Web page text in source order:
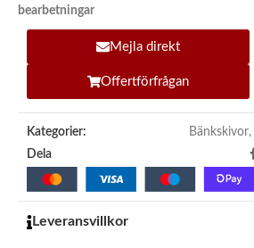
bearbetningar
Mejla direkt
Offertförfrågan
Kategorier: Bänkskivor,
Dela
Leveransvillkor